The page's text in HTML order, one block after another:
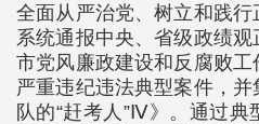
全面从严治党、树立和践行
系统通报中央、省级政绩
市党风廉政建设和反腐败
严重违纪违法典型案件，
队的“赶考人”Ⅳ》。通过典